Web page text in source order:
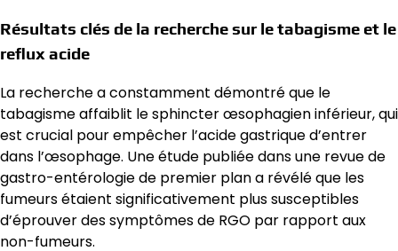
Résultats clés de la recherche sur le tabagisme et le
reflux acide
La recherche a constamment démontré que le
tabagisme affaiblit le sphincter œsophagien inférieur, qui
est crucial pour empêcher l’acide gastrique d’entrer
dans l’œsophage. Une étude publiée dans une revue de
gastro-entérologie de premier plan a révélé que les
fumeurs étaient significativement plus susceptibles
d’éprouver des symptômes de RGO par rapport aux
non-fumeurs.